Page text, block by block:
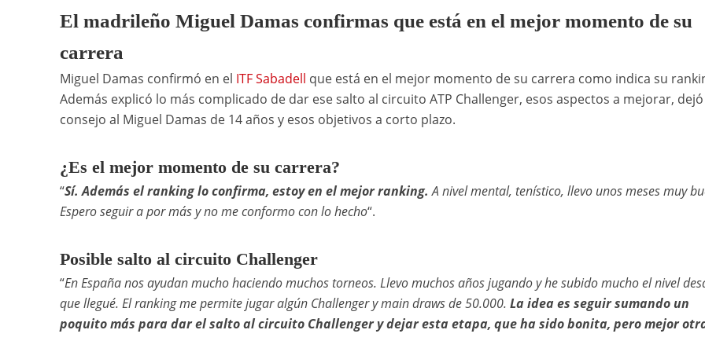
El madrileño Miguel Damas confirmas que está en el mejor momento de su
carrera
Miguel Damas confirmó en el ITF Sabadell que está en el mejor momento de su carrera como indica su
Además explicó lo más complicado de dar ese salto al circuito ATP Challenger, esos aspectos a mejorar,
consejo al Miguel Damas de 14 años y esos objetivos a corto plazo.
¿Es el mejor momento de su carrera?
“Sí. Además el ranking lo confirma, estoy en el mejor ranking. A nivel mental, tenístico, llevo unos meses muy
Espero seguir a por más y no me conformo con lo hecho“.
Posible salto al circuito Challenger
“En España nos ayudan mucho haciendo muchos torneos. Llevo muchos años jugando y he subido mucho el nivel
que llegué. El ranking me permite jugar algún Challenger y main draws de 50.000. La idea es seguir sumando un
poquito más para dar el salto al circuito Challenger y dejar esta etapa, que ha sido bonita, pero mejor